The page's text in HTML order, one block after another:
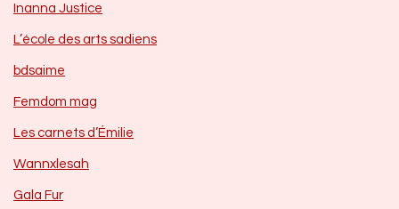
Inanna Justice
L’école des arts sadiens
bdsaime
Femdom mag
Les carnets d’Émilie
Wannxlesah
Gala Fur